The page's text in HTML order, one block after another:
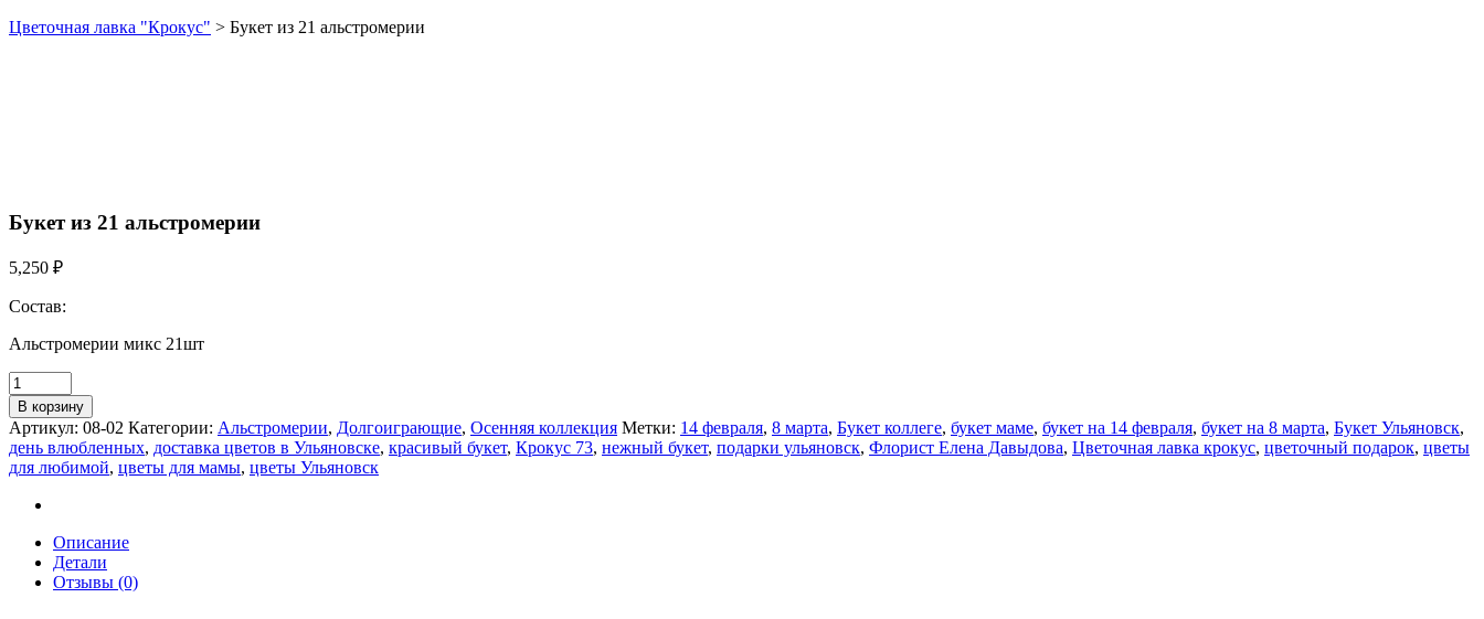
Цветочная лавка "Крокус" > Букет из 21 альстромерии
Букет из 21 альстромерии
5,250 ₽
Состав:
Альстромерии микс 21шт
В корзину
Артикул: 08-02 Категории: Альстромерии, Долгоиграющие, Осенняя коллекция Метки: 14 февраля, 8 марта, Букет коллеге, букет маме, букет на 14 февраля, букет на 8 марта, Букет Ульяновск,
день влюбленных, доставка цветов в Ульяновске, красивый букет, Крокус 73, нежный букет, подарки ульяновск, Флорист Елена Давыдова, Цветочная лавка крокус, цветочный подарок, цветы
для любимой, цветы для мамы, цветы Ульяновск
Описание
Детали
Отзывы (0)